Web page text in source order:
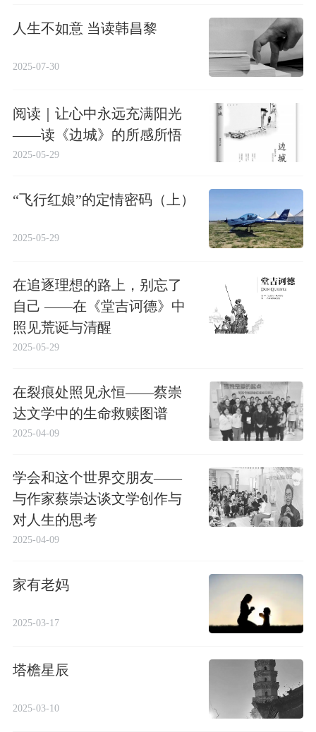
人生不如意 当读韩昌黎
2025-07-30
阅读｜让心中永远充满阳光
——读《边城》的所感所悟
2025-05-29
“飞行红娘”的定情密码（上）
2025-05-29
在追逐理想的路上，别忘了
自己 ——在《堂吉诃德》中
照见荒诞与清醒
2025-05-29
在裂痕处照见永恒——蔡崇
达文学中的生命救赎图谱
2025-04-09
学会和这个世界交朋友——
与作家蔡崇达谈文学创作与
对人生的思考
2025-04-09
家有老妈
2025-03-17
塔檐星辰
2025-03-10